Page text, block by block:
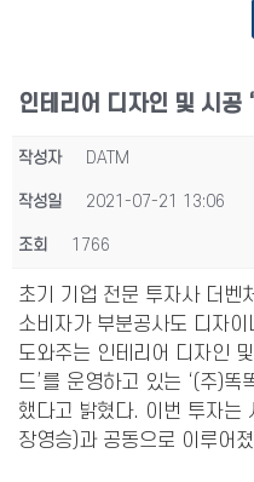
인테리어 디자인 및 시공
작성자 DATM
작성일 2021-07-21 13:06
조회 1766
초기 기업 전문 투자사 더벤
소비자가 부분공사도 디자
도와주는 인테리어 디자인
드’를 운영하고 있는 ‘(주)
했다고 밝혔다. 이번 투자는
장영승)과 공동으로 이루어